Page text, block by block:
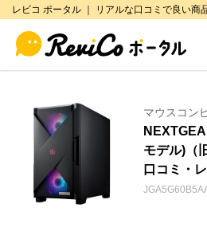
レビコ ポータル ｜ リアルな口コミで良い商
マウスコン
モデル)（
口コミ・